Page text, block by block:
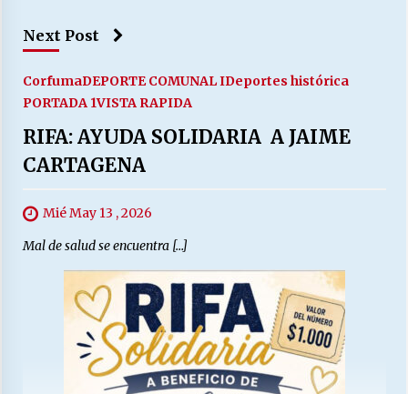
Next Post
CorfumaDEPORTE COMUNAL IDeportes histórica
PORTADA 1VISTA RAPIDA
RIFA: AYUDA SOLIDARIA A JAIME
CARTAGENA
Mié May 13 , 2026
Mal de salud se encuentra […]